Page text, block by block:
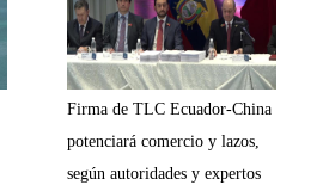
Firma de TLC Ecuador-China
potenciará comercio y lazos,
según autoridades y expertos